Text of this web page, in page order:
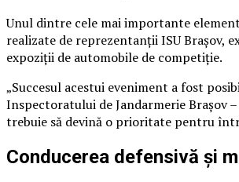
Unul dintre cele mai importante
realizate de reprezentanții ISU Brașov,
expoziții de automobile de competiție.
„Succesul acestui eveniment a fost
Inspectoratului de Jandarmerie Brașov
trebuie să devină o prioritate pentru
Conducerea defensivă și